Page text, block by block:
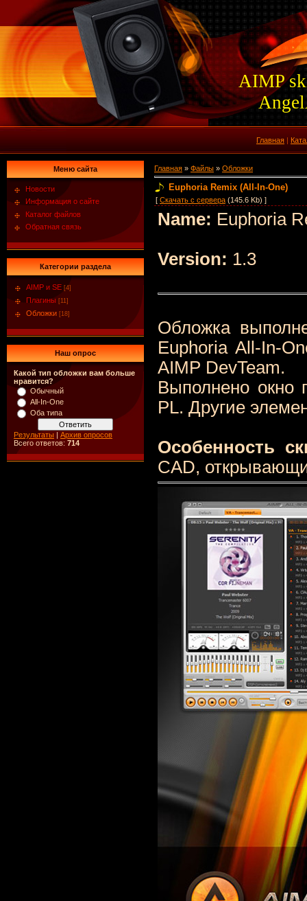
AIMP
Главная |
Меню сайта
Новости
Информация о сайте
Каталог файлов
Обратная связь
Категории раздела
AIMP и SE [4]
Плагины [11]
Обложки [18]
Наш опрос
Какой тип обложки вам больше
нравится?
Обычный
All-In-One
Оба типа
Результаты | Архив опросов
Всего ответов: 714
Главная » Файлы » Обложки
Euphoria Remix (All-In-One)
[ Скачать с сервера (145.6 Kb) ]
Name: Euphoria
Version: 1.3
Обложка
Euphoria All-In-
AIMP DevTeam.
Выполнено окно
PL. Другие
Особенность
CAD,